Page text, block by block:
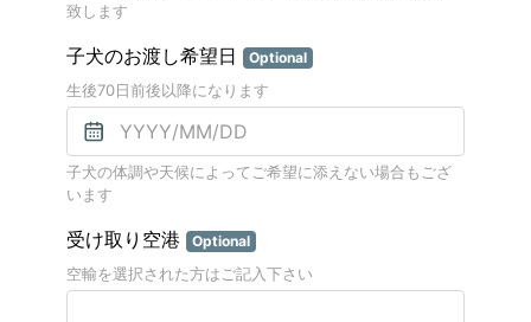
致します
子犬のお渡し希望日 Optional
生後70日前後以降になります
子犬の体調や天候によってご希望に添えない場合もござ
います
受け取り空港 Optional
空輸を選択された方はご記入下さい